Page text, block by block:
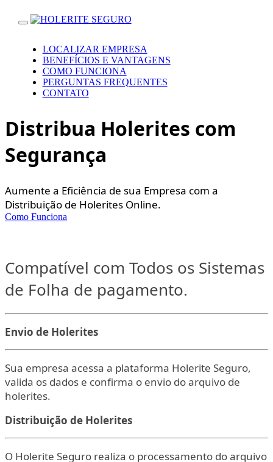
LOCALIZAR EMPRESA
BENEFÍCIOS E VANTAGENS
COMO FUNCIONA
PERGUNTAS FREQUENTES
CONTATO
Distribua Holerites com
Segurança
Aumente a Eficiência de sua Empresa com a
Distribuição de Holerites Online.
Como Funciona
Compatível com Todos os Sistemas
de Folha de pagamento.
Envio de Holerites
Sua empresa acessa a plataforma Holerite Seguro,
valida os dados e confirma o envio do arquivo de
holerites.
Distribuição de Holerites
O Holerite Seguro realiza o processamento do arquivo